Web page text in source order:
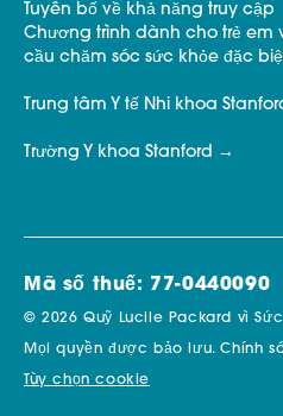
Tuyên bố về khả năng truy cập
Chương trình dành cho trẻ em
cầu chăm sóc sức khỏe đặc
Trung tâm Y tế Nhi khoa
Trường Y khoa Stanford
Mã số thuế: 77-0440090
© 2026 Quỹ Lucile Packard vì
Mọi quyền được bảo lưu.Chính
Tùy chọn cookie